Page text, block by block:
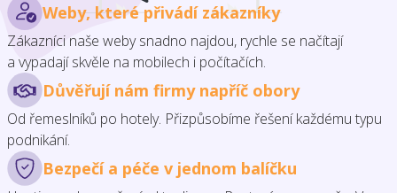
Weby, které přivádí zákazníky
Zákazníci naše weby snadno najdou, rychle se načítají
a vypadají skvěle na mobilech i počítačích.
Důvěřují nám firmy napříč obory
Od řemeslníků po hotely. Přizpůsobíme řešení každému typu
podnikání.
Bezpečí a péče v jednom balíčku